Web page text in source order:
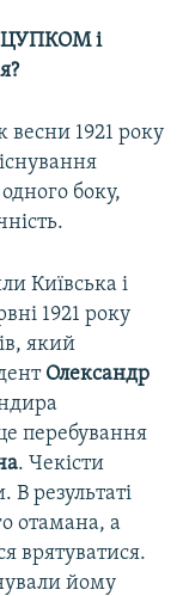
ЦУПКОМ і
весни 1921 року
боку,
Київська і
1921 року
який
Олександр
перебування
. Чекісти
В результаті
отамана, а
врятуватися.
йому